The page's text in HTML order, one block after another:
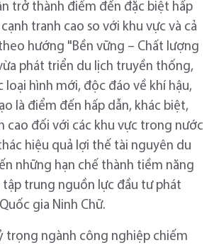
trở thành điểm đến đặc biệt hấp
tranh cao so với khu vực và cả
hướng "Bền vững – Chất lượng
phát triển du lịch truyền thống,
loại hình mới, độc đáo về khí hậu,
là điểm đến hấp dẫn, khác biệt,
cao đối với các khu vực trong nước
hiệu quả lợi thế tài nguyên du
những hạn chế thành tiềm năng
tập trung nguồn lực đầu tư phát
gia Ninh Chữ.
trọng ngành công nghiệp chiếm